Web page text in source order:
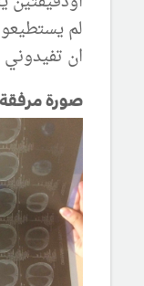
لم
ان
صورة مرفقة